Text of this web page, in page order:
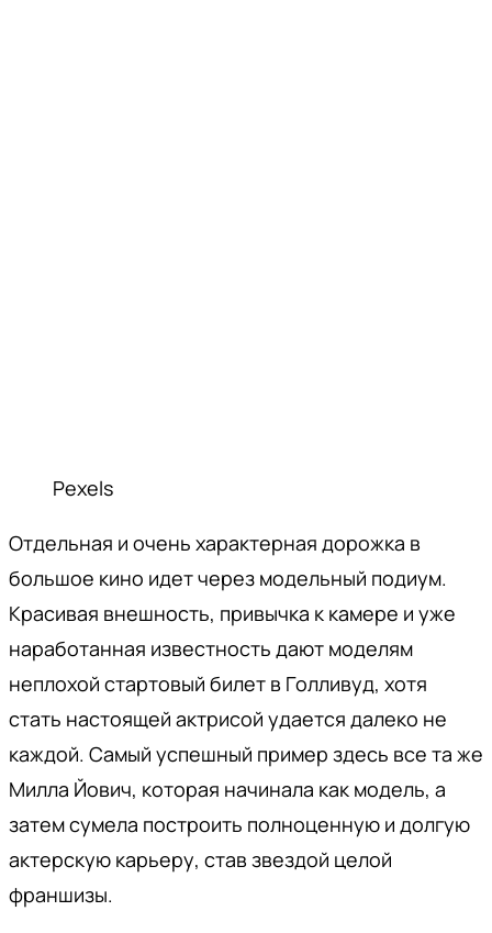
Pexels
Отдельная и очень характерная дорожка в
большое кино идет через модельный подиум.
Красивая внешность, привычка к камере и уже
наработанная известность дают моделям
неплохой стартовый билет в Голливуд, хотя
стать настоящей актрисой удается далеко не
каждой. Самый успешный пример здесь все та же
Милла Йович, которая начинала как модель, а
затем сумела построить полноценную и долгую
актерскую карьеру, став звездой целой
франшизы.